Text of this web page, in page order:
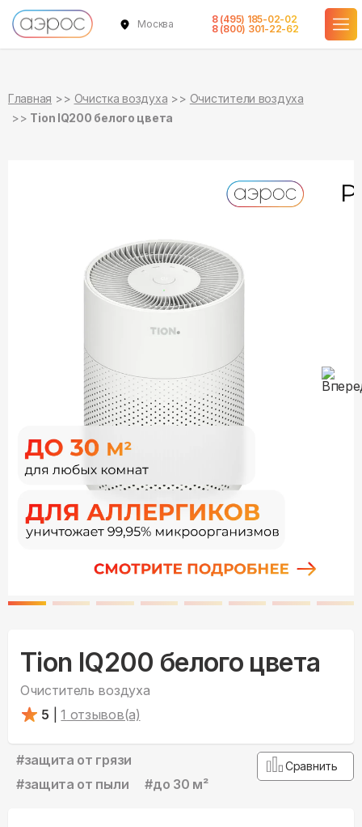
Москва
8 (495) 185-02-02
8 (800) 301-22-62
Главная Очистка воздуха
Очистители воздуха
Tion IQ200 белого цвета
Tion IQ200 белого цвета
Очиститель воздуха
5
1 отзывов(а)
#защита от грязи
#защита от пыли #до 30 м²
Сравнить
в наличии
в наличии